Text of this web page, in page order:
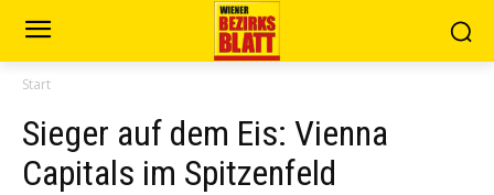
Start
Sieger auf dem Eis: Vienna
Capitals im Spitzenfeld